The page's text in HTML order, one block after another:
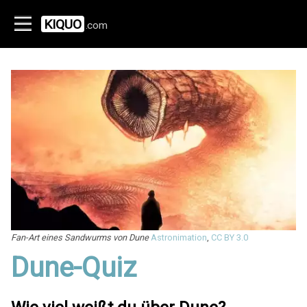
KIQUO .com
Fan-Art eines Sandwurms von Dune Astronimation CC BY 3.0
Dune-Quiz